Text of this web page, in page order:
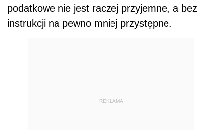
podatkowe nie jest raczej przyjemne, a bez
instrukcji na pewno mniej przystępne.
REKLAMA